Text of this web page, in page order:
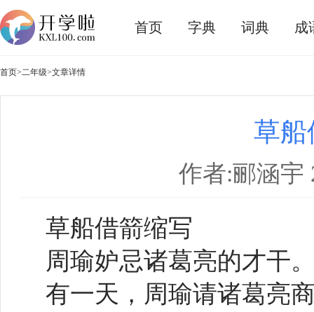
首页 字典 词典 成
首页>二年级>文章详情
草船
作者:郦涵宇
草船借箭缩写
周瑜妒忌诸葛亮的才干
有一天，周瑜请诸葛亮